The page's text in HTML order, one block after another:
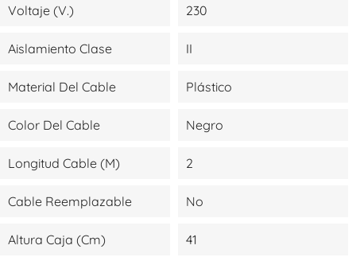
Voltaje (V.) 230
Aislamiento Clase II
Material Del Cable Plástico
Color Del Cable Negro
Longitud Cable (m) 2
Cable Reemplazable No
Altura Caja (cm) 41